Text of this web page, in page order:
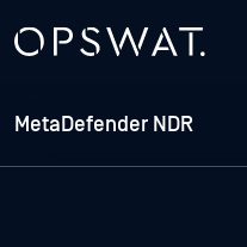
MetaDefender NDR